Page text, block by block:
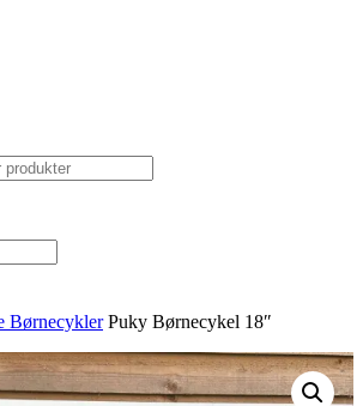
Børnecykler Puky Børnecykel 18″